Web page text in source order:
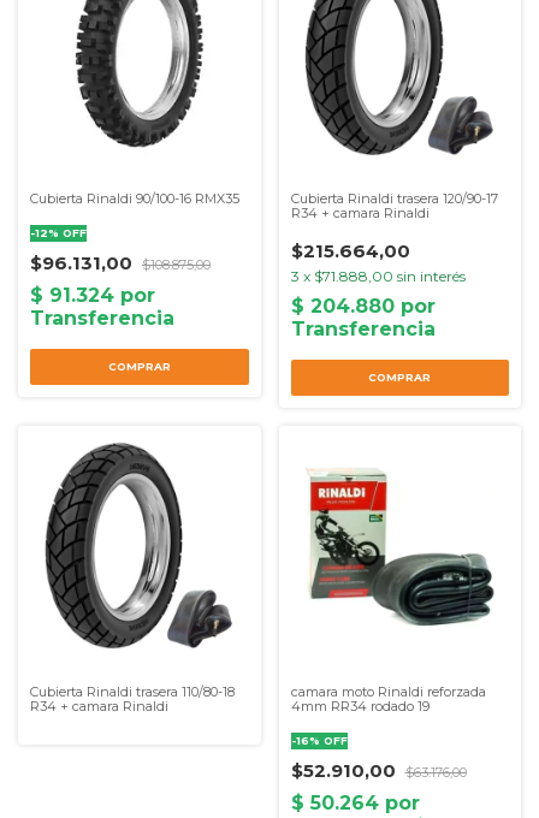
Cubierta Rinaldi 90/100-16 RMX35
-12% OFF
$96.131,00 $108.875,00
COMPRAR
Cubierta Rinaldi trasera 120/90-17
R34 + camara Rinaldi
$215.664,00
3 x $71.888,00 sin interés
COMPRAR
Cubierta Rinaldi trasera 110/80-18
R34 + camara Rinaldi
camara moto Rinaldi reforzada
4mm RR34 rodado 19
-16% OFF
$52.910,00 $63.176,00